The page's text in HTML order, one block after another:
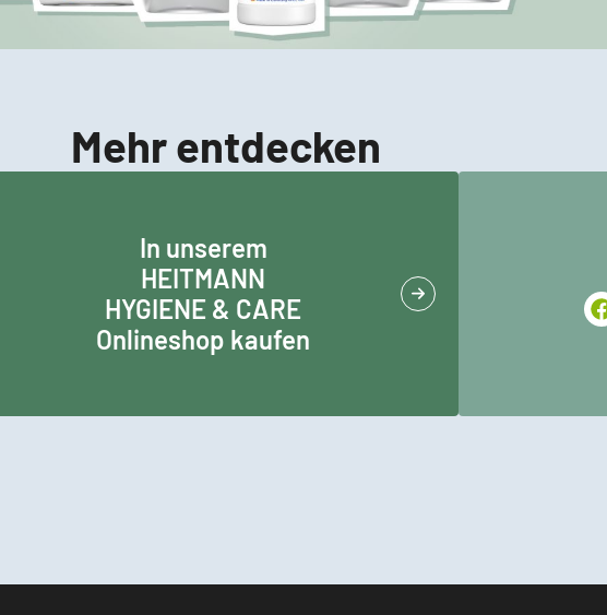
Mehr entdecken
In unserem
HEITMANN
HYGIENE & CARE
Onlineshop kaufen